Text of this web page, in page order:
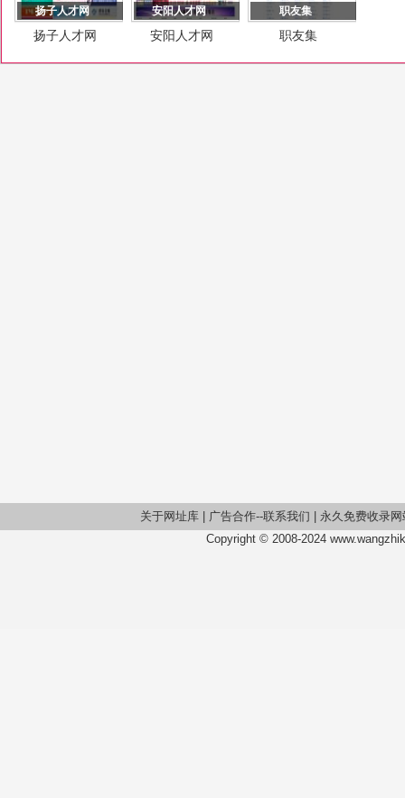
扬子人才网
扬子人才网
安阳人才网
安阳人才网
职友集
职友集
关于网址库| 广告合作--联系我们
永久免费收录网
Copyright © 2008-2024